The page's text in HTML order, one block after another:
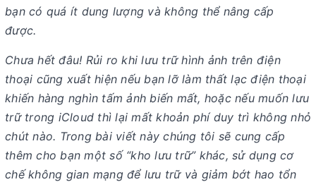
bạn có quá ít dung lượng và không thể nâng cấp
được.
Chưa hết đâu! Rủi ro khi lưu trữ hình ảnh trên điện
thoại cũng xuất hiện nếu bạn lỡ làm thất lạc điện thoại
khiến hàng nghìn tấm ảnh biến mất, hoặc nếu muốn lưu
trữ trong iCloud thì lại mất khoản phí duy trì không nhỏ
chút nào. Trong bài viết này chúng tôi sẽ cung cấp
thêm cho bạn một số “kho lưu trữ” khác, sử dụng cơ
chế không gian mạng để lưu trữ và giảm bớt hao tổn